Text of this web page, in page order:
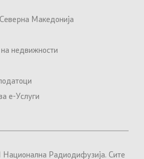
Македонија
на недвижности
е-Услуги
Радиодифузија. Сите